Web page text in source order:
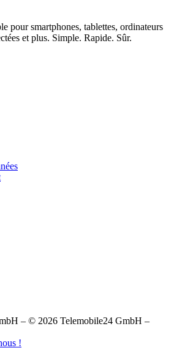
pour smartphones, tablettes, ordinateurs
et plus. Simple. Rapide. Sûr.
– © 2026 Telemobile24 GmbH –
!